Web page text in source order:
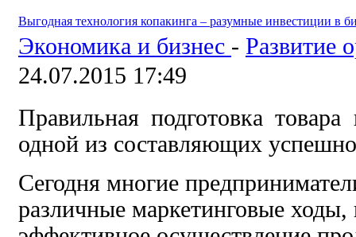
Выгодная технология копакинга – разумные инвестиции в
Экономика и бизнес - Развитие
24.07.2015 17:49
Правильная подготовка товара
одной из составляющих
Сегодня многие
различные маркетинговые